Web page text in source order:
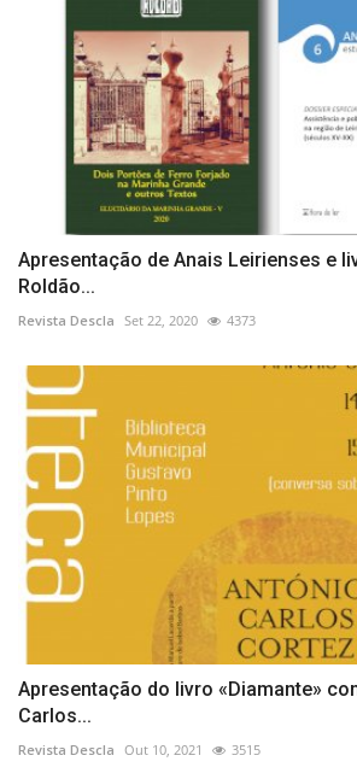
Apresentação de Anais Leirienses e
Roldão...
Revista Descla Set 22, 2020 4373
Apresentação do livro «Diamante»
Carlos...
Revista Descla Out 10, 2021 3515